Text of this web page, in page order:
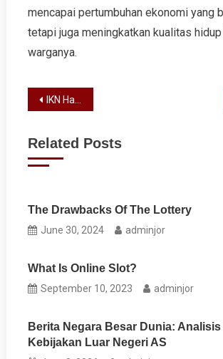
mencapai pertumbuhan ekonomi yang
tetapi juga meningkatkan kualitas
warganya.
Post
IKN Hari Ini: Update Terkini dan Fakta Menarik yang Perlu Anda Ketahui!
Related Posts
The Drawbacks Of The Lottery
June 30, 2024 adminjor
What Is Online Slot?
September 10, 2023 adminjor
Berita Negara Besar Dunia:
Kebijakan Luar Negeri AS